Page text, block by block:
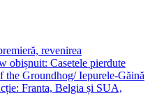
revenirea
obișnuit: Casetele pierdute
the Groundhog/ Iepurele-Găină
Franta, Belgia și SUA,